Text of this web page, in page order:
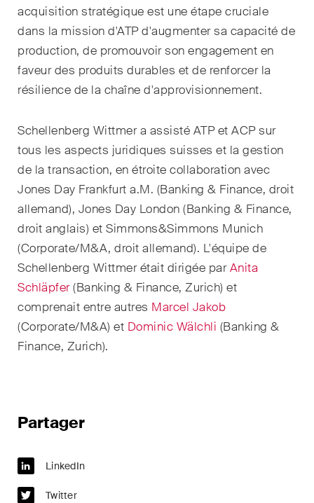
acquisition stratégique est une étape cruciale
dans la mission d'ATP d'augmenter sa capacité de
production, de promouvoir son engagement en
faveur des produits durables et de renforcer la
résilience de la chaîne d'approvisionnement.
Schellenberg Wittmer a assisté ATP et ACP sur
tous les aspects juridiques suisses et la gestion
de la transaction, en étroite collaboration avec
Jones Day Frankfurt a.M. (Banking & Finance, droit
allemand), Jones Day London (Banking & Finance,
droit anglais) et Simmons&Simmons Munich
(Corporate/M&A, droit allemand). L'équipe de
Schellenberg Wittmer était dirigée parAnita
Schläpfer(Banking & Finance, Zurich) et
comprenait entre autres Marcel Jakob
(Corporate/M&A) et Dominic Wälchli (Banking &
Finance, Zurich).
Partager
LinkedIn
Twitter
Commerce et transport
Contentieux
Droit administratif et marchés
publics
Droit de la concurrence
Droit de la construction
Droit de la propriété
intellectuelle
Droit de l‘art et du
divertissement / Droit du sport
Droit de l‘énergie
Droit des assurances